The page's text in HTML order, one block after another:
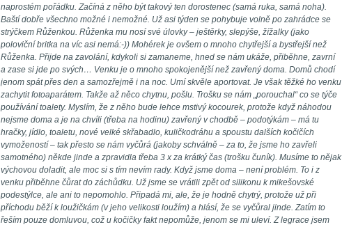
naprostém pořádku. Začíná z něho být takový ten dorostenec (samá ruka, samá noha).
Baští dobře všechno možné i nemožné. Už asi týden se pohybuje volně po zahrádce se
strýčkem Růženkou. Růženka mu nosí své úlovky – ještěrky, slepýše, žížalky (jako
poloviční britka na víc asi nemá:-)) Mohérek je ovšem o mnoho chytřejší a bystřejší než
Růženka. Přijde na zavolání, kdykoli si zamaneme, hned se nám ukáže, přiběhne, zavrní
a zase si jde po svých… Venku je o mnoho spokojenější než zavřený doma. Domů chodí
jenom spát přes den a samozřejmě i na noc. Umí skvěle aportovat. Je však těžké ho venku
zachytit fotoaparátem. Takže až něco chytnu, pošlu. Trošku se nám „porouchal“ co se týče
používání toalety. Myslím, že z něho bude lehce mstivý kocourek, protože když náhodou
nejsme doma a je na chvíli (třeba na hodinu) zavřený v chodbě – podotýkám – má tu
hračky, jídlo, toaletu, nové velké skřabadlo, kuličkodráhu a spoustu dalších kočičích
vymožeností – tak přesto se nám vyčůrá (jakoby schválně – za to, že jsme ho zavřeli
samotného) někde jinde a zpravidla třeba 3 x za krátký čas (trošku čuník). Musíme to nějak
výchovou doladit, ale moc si s tím nevím rady. Když jsme doma – není problém. To i z
venku přiběhne čůrat do záchůdku. Už jsme se vrátili zpět od silikonu k mikešovské
podestýlce, ale ani to nepomohlo. Připadá mi, ale, že je hodně chytrý, protože už při
příchodu běží k loužičkám (v jeho velikosti loužím) a hlásí, že se vyčůral jinde. Zatím to
řeším pouze domluvou, což u kočičky fakt nepomůže, jenom se mi uleví. Z legrace jsem